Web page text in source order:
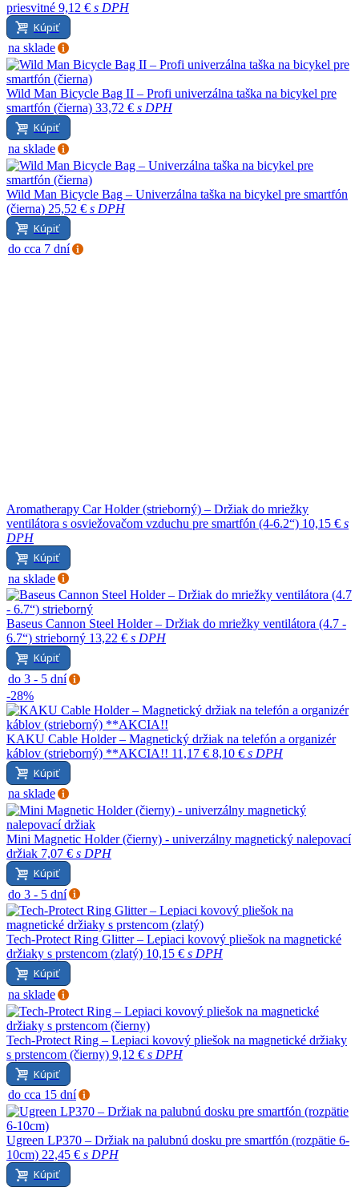
priesvitné 9,12 € s DPH
Kúpiť
na sklade
Wild Man Bicycle Bag II – Profi univerzálna taška na bicykel pre
smartfón (čierna) 33,72 € s DPH
Kúpiť
na sklade
Wild Man Bicycle Bag – Univerzálna taška na bicykel pre smartfón
(čierna) 25,52 € s DPH
Kúpiť
do cca 7 dní
Aromatherapy Car Holder (strieborný) – Držiak do mriežky
ventilátora s osviežovačom vzduchu pre smartfón (4-6.2“) 10,15 € s
DPH
Kúpiť
na sklade
Baseus Cannon Steel Holder – Držiak do mriežky ventilátora (4.7 -
6.7“) strieborný 13,22 € s DPH
Kúpiť
do 3 - 5 dní
-28%
KAKU Cable Holder – Magnetický držiak na telefón a organizér
káblov (strieborný) **AKCIA!! 11,17 € 8,10 € s DPH
Kúpiť
na sklade
Mini Magnetic Holder (čierny) - univerzálny magnetický nalepovací
držiak 7,07 € s DPH
Kúpiť
do 3 - 5 dní
Tech-Protect Ring Glitter – Lepiaci kovový pliešok na magnetické
držiaky s prstencom (zlatý) 10,15 € s DPH
Kúpiť
na sklade
Tech-Protect Ring – Lepiaci kovový pliešok na magnetické držiaky
s prstencom (čierny) 9,12 € s DPH
Kúpiť
do cca 15 dní
Ugreen LP370 – Držiak na palubnú dosku pre smartfón (rozpätie 6-
10cm) 22,45 € s DPH
Kúpiť